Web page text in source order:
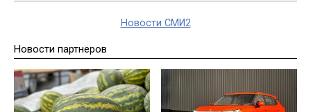
Новости СМИ2
Новости партнеров